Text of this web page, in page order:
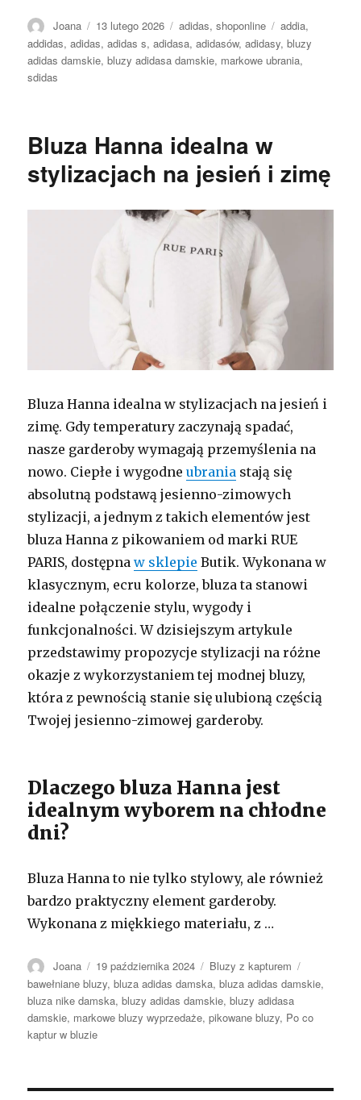
Autor
Joana Opublikowano
13 lutego 2026 Kategorie
adidas,shoponline Tagi
addia,
addidas,adidas,adidas s,adidasa,adidasów,adidasy,bluzy
adidas damskie,bluzy adidasa damskie, markowe ubrania,
sdidas
Bluza Hanna idealna w
stylizacjach na jesień i zimę
Bluza Hanna idealna w stylizacjach na jesień i
zimę. Gdy temperatury zaczynają spadać,
nasze garderoby wymagają przemyślenia na
nowo. Ciepłe i wygodneubrania stają się
absolutną podstawą jesienno-zimowych
stylizacji, a jednym z takich elementów jest
bluza Hanna z pikowaniem od marki RUE
PARIS, dostępnaw sklepie Butik. Wykonana w
klasycznym, ecru kolorze, bluza ta stanowi
idealne połączenie stylu, wygody i
funkcjonalności. W dzisiejszym artykule
przedstawimy propozycje stylizacji na różne
okazje z wykorzystaniem tej modnej bluzy,
która z pewnością stanie się ulubioną częścią
Twojej jesienno-zimowej garderoby.
Dlaczego bluza Hanna jest
idealnym wyborem na chłodne
dni?
Bluza Hanna to nie tylko stylowy, ale również
bardzo praktyczny element garderoby.
Wykonana z miękkiego materiału, z …
Autor
Joana Opublikowano
19 października 2024 Kategorie
Bluzy z kapturem
bawełniane bluzy,bluza adidas damska,bluza adidas damskie,
bluza nike damska,bluzy adidas damskie,bluzy adidasa
damskie, markowe bluzy wyprzedaże,pikowane bluzy, Po co
kaptur w bluzie